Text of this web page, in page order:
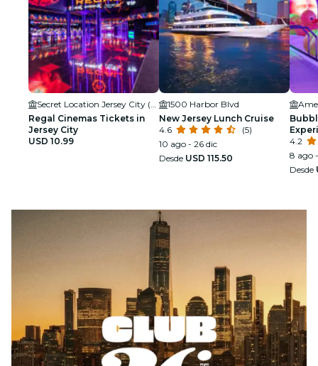
Regal Cinemas Tickets in
Jersey City
USD 10.99
1500 Harbor Blvd
New Jersey Lunch Cruise
4.6
(5)
10 ago - 26 dic
Desde USD 115.50
4.2
8 ago
Desde